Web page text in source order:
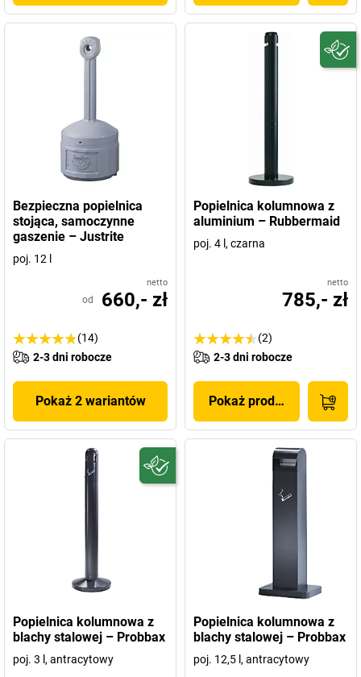
Bezpieczna popielnica
stojąca, samoczynne
gaszenie – Justrite
poj. 12 l
netto
od 660,- zł
(14)
2-3 dni robocze
Pokaż 2 wariantów
Popielnica kolumnowa z
aluminium – Rubbermaid
poj. 4 l, czarna
netto
785,- zł
(2)
2-3 dni robocze
Pokaż produkt
Popielnica kolumnowa z
blachy stalowej – Probbax
poj. 3 l, antracytowy
Popielnica kolumnowa z
blachy stalowej – Probbax
poj. 12,5 l, antracytowy